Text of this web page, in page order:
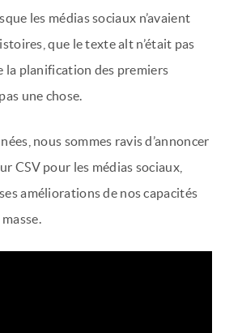
les médias sociaux n’avaient
que le texte alt n’était pas
la planification des premiers
une chose.
nous sommes ravis d’annoncer
CSV pour les médias sociaux,
améliorations de nos capacités